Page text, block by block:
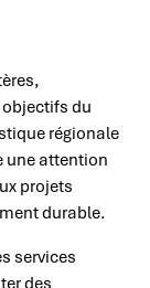
du
régionale
une attention
projets
durable.
services